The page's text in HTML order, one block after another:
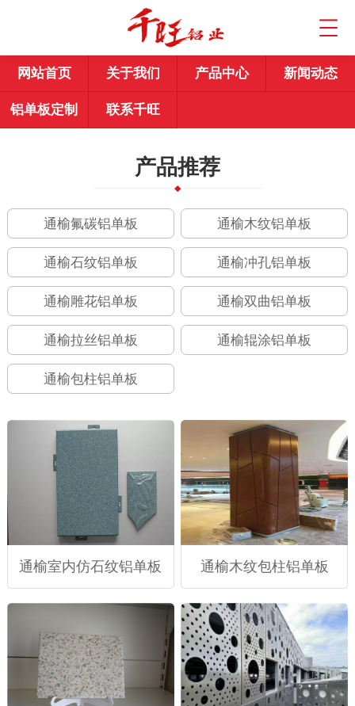
网站首页 关于我们 产品中心 新闻动态
铝单板定制 联系千旺
产品推荐
通榆氟碳铝单板 通榆木纹铝单板
通榆石纹铝单板 通榆冲孔铝单板
通榆雕花铝单板 通榆双曲铝单板
通榆拉丝铝单板 通榆辊涂铝单板
通榆包柱铝单板
通榆室内仿石纹铝单板 通榆木纹包柱铝单板